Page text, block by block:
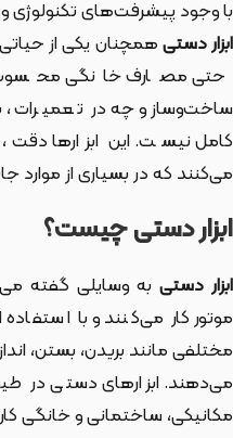
با وجود پیشرفت‌های تکنولوژی و
ابزار دستیهمچنان یکی از
حتی مصارف خانگی
ساخت‌وساز و چه در تعمیرات،
کامل نیست. این ابزارها
می‌کنند که در بسیاری از موارد
ابزار دستی چیست؟
ابزار دستیبه وسایلی گفته
موتور کار می‌کنند و با
مختلفی مانند بریدن، بستن،
می‌دهند. ابزارهای دستی در
مکانیکی، ساختمانی و خانگی